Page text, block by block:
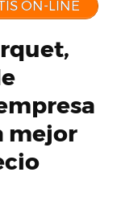
ON-LINE
mejor